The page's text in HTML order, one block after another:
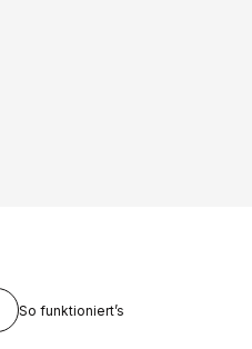
So funktioniert’s